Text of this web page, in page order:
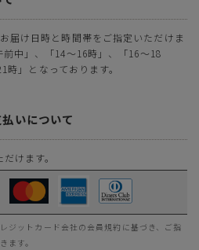
届け日時と時間帯をご指定いただけま
中」、「14～16時」、「16～18
」となっております。
いについて
けます。
ジットカード会社の会員規約に基づき、ご指
ます。